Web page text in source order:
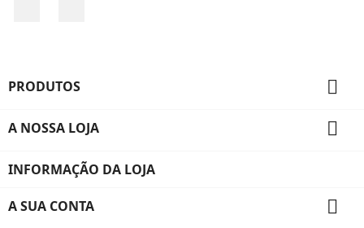
PRODUTOS 
A NOSSA LOJA 
INFORMAÇÃO DA LOJA
A SUA CONTA 